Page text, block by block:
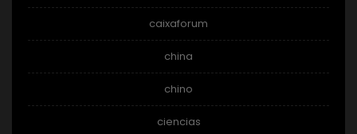
caixaforum
china
chino
ciencias